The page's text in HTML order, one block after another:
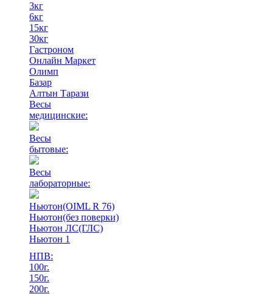
3кг
6кг
15кг
30кг
Гастроном
Онлайн Маркет
Олимп
Базар
Алтын Тарази
Весы
медицинские:
Весы
бытовые:
Весы
лабораторные:
Ньютон(OIML R 76)
Ньютон(без поверки)
Ньютон ЛС(ГЛС)
Ньютон 1
НПВ:
100г.
150г.
200г.